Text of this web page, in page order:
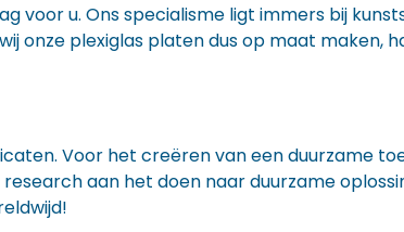
voor u. Ons specialisme ligt immers bij
onze plexiglas platen dus op maat maken,
Voor het creëren van een duurzame
aan het doen naar duurzame